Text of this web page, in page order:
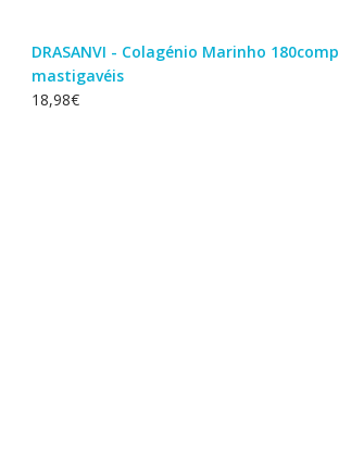
DRASANVI - Colagénio Marinho 180comp
mastigavéis
18,98€